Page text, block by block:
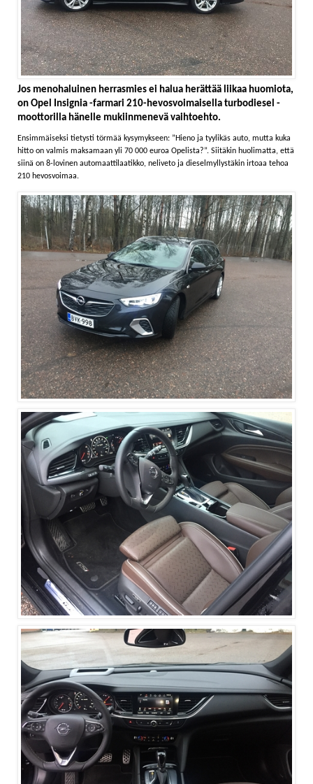
Jos menohaluinen herrasmies ei halua herättää liikaa huomiota,
on Opel Insignia -farmari 210-hevosvoimaisella turbodiesel -
moottorilla hänelle mukiinmenevä vaihtoehto.
Ensimmäiseksi tietysti törmää kysymykseen: ”Hieno ja tyylikäs auto, mutta kuka
hitto on valmis maksamaan yli 70 000 euroa Opelista?”. Siitäkin huolimatta, että
siinä on 8-lovinen automaattilaatikko, neliveto ja dieselmyllystäkin irtoaa tehoa
210 hevosvoimaa.